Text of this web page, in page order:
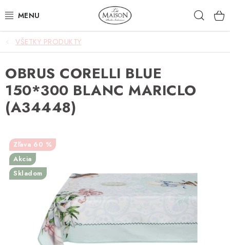
na
NOVINKY
AKCIA
ZÁHRADA
SVIETIDLÁ
DOPLNKY
STOLOVANIE
VŠETKY PRODUKTY
OBRUS CORELLI BLUE
150*300 BLANC MARICLO
(A34448)
60 %
Akcia
Skladom